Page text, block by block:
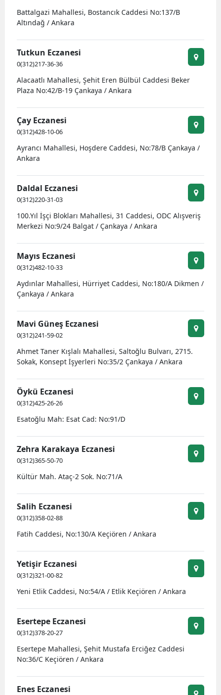
Battalgazi Mahallesi, Bostancık Caddesi No:137/B
Altındağ / Ankara
Tutkun Eczanesi
0(312)217-36-36
Alacaatlı Mahallesi, Şehit Eren Bülbül Caddesi Beker
Plaza No:42/B-19 Çankaya / Ankara
Çay Eczanesi
0(312)428-10-06
Ayrancı Mahallesi, Hoşdere Caddesi, No:78/B Çankaya /
Ankara
Daldal Eczanesi
0(312)220-31-03
100.Yıl İşçi Blokları Mahallesi, 31 Caddesi, ODC Alışveriş
Merkezi No:9/24 Balgat / Çankaya / Ankara
Mayıs Eczanesi
0(312)482-10-33
Aydınlar Mahallesi, Hürriyet Caddesi, No:180/A Dikmen /
Çankaya / Ankara
Mavi Güneş Eczanesi
0(312)241-59-02
Ahmet Taner Kışlalı Mahallesi, Saltoğlu Bulvarı, 2715.
Sokak, Konsept İşyerleri No:35/2 Çankaya / Ankara
Öykü Eczanesi
0(312)425-26-26
Esatoğlu Mah: Esat Cad: No:91/D
Zehra Karakaya Eczanesi
0(312)365-50-70
Kültür Mah. Ataç-2 Sok. No:71/A
Salih Eczanesi
0(312)358-02-88
Fatih Caddesi, No:130/A Keçiören / Ankara
Yetişir Eczanesi
0(312)321-00-82
Yeni Etlik Caddesi, No:54/A / Etlik Keçiören / Ankara
Esertepe Eczanesi
0(312)378-20-27
Esertepe Mahallesi, Şehit Mustafa Erciğez Caddesi
No:36/C Keçiören / Ankara
Enes Eczanesi